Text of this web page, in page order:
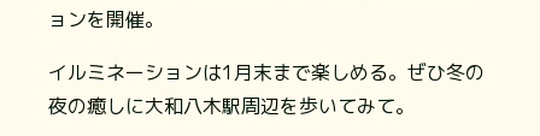
ョンを開催。
イルミネーションは1月末まで楽しめる。ぜひ冬の
夜の癒しに大和八木駅周辺を歩いてみて。